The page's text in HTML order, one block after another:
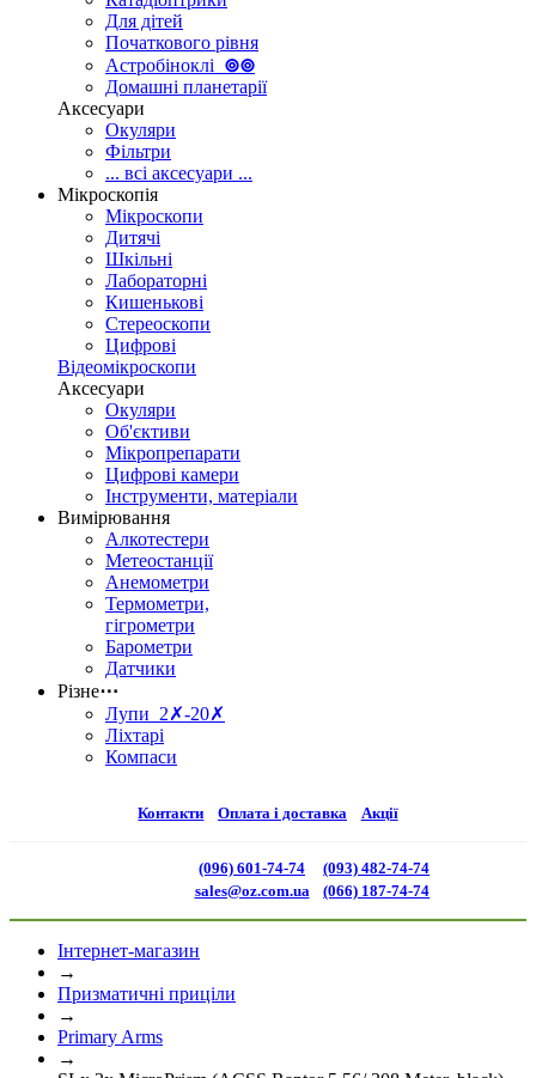
Для дітей
Початкового рівня
Астробіноклі ⊚⊚
Домашні планетарії
Аксесуари
Окуляри
Фільтри
... всі аксесуари ...
Мікроскопія
Мікроскопи
Дитячі
Шкільні
Лабораторні
Кишенькові
Стереоскопи
Цифрові
Відеомікроскопи
Аксесуари
Окуляри
Об'єктиви
Мікропрепарати
Цифрові камери
Інструменти, матеріали
Вимірювання
Алкотестери
Метеостанції
Анемометри
Термометри,
гігрометри
Барометри
Датчики
Різне⋯
Лупи 2✗-20✗
Ліхтарі
Компаси
Контакти Оплата і доставка Акції
(096) 601-74-74
sales@oz.com.ua
(093) 482-74-74
(066) 187-74-74
Інтернет-магазин
→
Призматичні приціли
→
Primary Arms
→